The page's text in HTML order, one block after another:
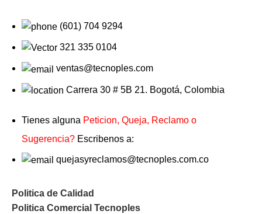
(601) 704 9294
321 335 0104
ventas@tecnoples.com
Carrera 30 # 5B 21. Bogotá, Colombia
Tienes alguna Peticion, Queja, Reclamo o
Sugerencia? Escribenos a:
quejasyreclamos@tecnoples.com.co
Politica de Calidad
Politica Comercial Tecnoples